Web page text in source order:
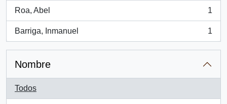
Roa, Abel
, 1 resultados
1
Barriga, Inmanuel
, 1 resultados
1
Nombre
Todos